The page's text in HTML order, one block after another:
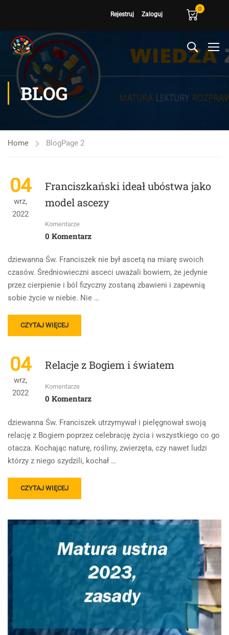
Rejestruj Zaloguj
0
BLOG
Home BlogPage 2
04
wrz,
2022
Franciszkański ideał ubóstwa jako
model ascezy
Komentarze
0 Komentarz
dziewanna Św. Franciszek nie był ascetą na miarę swoich
czasów. Średniowieczni asceci uważali bowiem, że jedynie
przez cierpienie i ból fizyczny zostaną zbawieni i zapewnią
sobie życie w niebie. Nie …
READ
MORE
FRANCISZKAŃSKI
IDEAŁ
JAKO
MODEL
CZYTAJ WIĘCEJ
04
wrz,
2022
Relacje z Bogiem i światem
Komentarze
0 Komentarz
dziewanna Św. Franciszek utrzymywał i pielęgnował swoją
relację z Bogiem poprzez celebrację życia i wszystkiego co go
otacza. Kochając naturę, rośliny, zwierzęta, czy nawet ludzi
którzy z niego szydzili, kochał …
READ
MORE
RELACJE
CZYTAJ WIĘCEJ